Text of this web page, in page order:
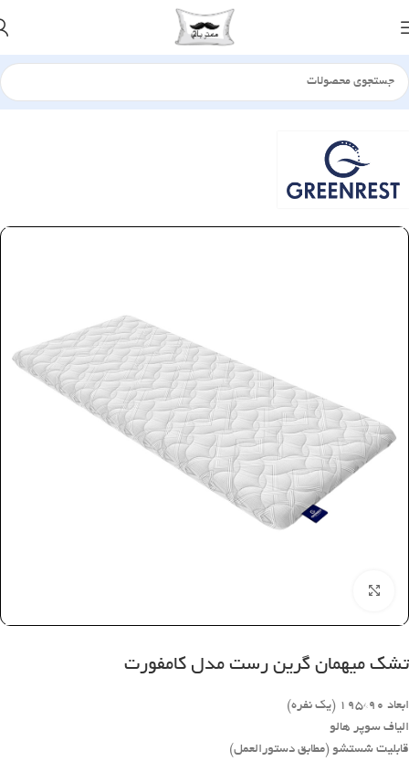
خانه تشک تشک میهمان
تشک میهمان گرین رست مدل کامفورت
ابعاد ۹۰*۱۹۵ (یک نفره)
الیاف سوپر هالو
قابلیت شستشو (مطابق دستورالعمل)